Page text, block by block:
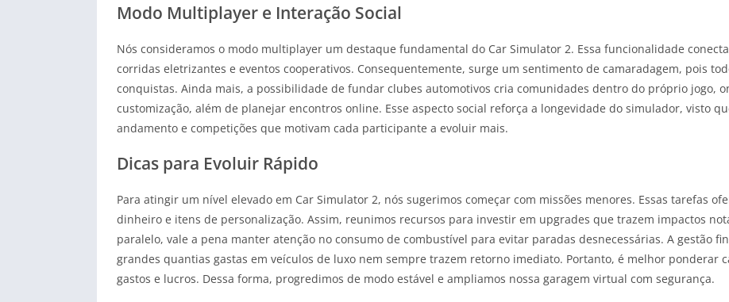
Modo Multiplayer e Interação Social
Nós consideramos o modo multiplayer um destaque fundamental do Car Simulator 2. Essa funcionalidade
corridas eletrizantes e eventos cooperativos. Consequentemente, surge um sentimento de camaradagem, pois
conquistas. Ainda mais, a possibilidade de fundar clubes automotivos cria comunidades dentro do próprio jogo,
customização, além de planejar encontros online. Esse aspecto social reforça a longevidade do simulador, visto
andamento e competições que motivam cada participante a evoluir mais.
Dicas para Evoluir Rápido
Para atingir um nível elevado em Car Simulator 2, nós sugerimos começar com missões menores. Essas tarefas
dinheiro e itens de personalização. Assim, reunimos recursos para investir em upgrades que trazem impactos
paralelo, vale a pena manter atenção no consumo de combustível para evitar paradas desnecessárias. A gestão
grandes quantias gastas em veículos de luxo nem sempre trazem retorno imediato. Portanto, é melhor ponderar
gastos e lucros. Dessa forma, progredimos de modo estável e ampliamos nossa garagem virtual com segurança.